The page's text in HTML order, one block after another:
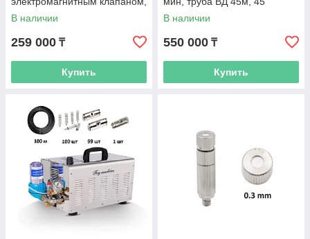
80 форсунок, труба 80 м
В наличии
259 000 ₸
Купить
форсунок
В наличии
550 000 ₸
Купить